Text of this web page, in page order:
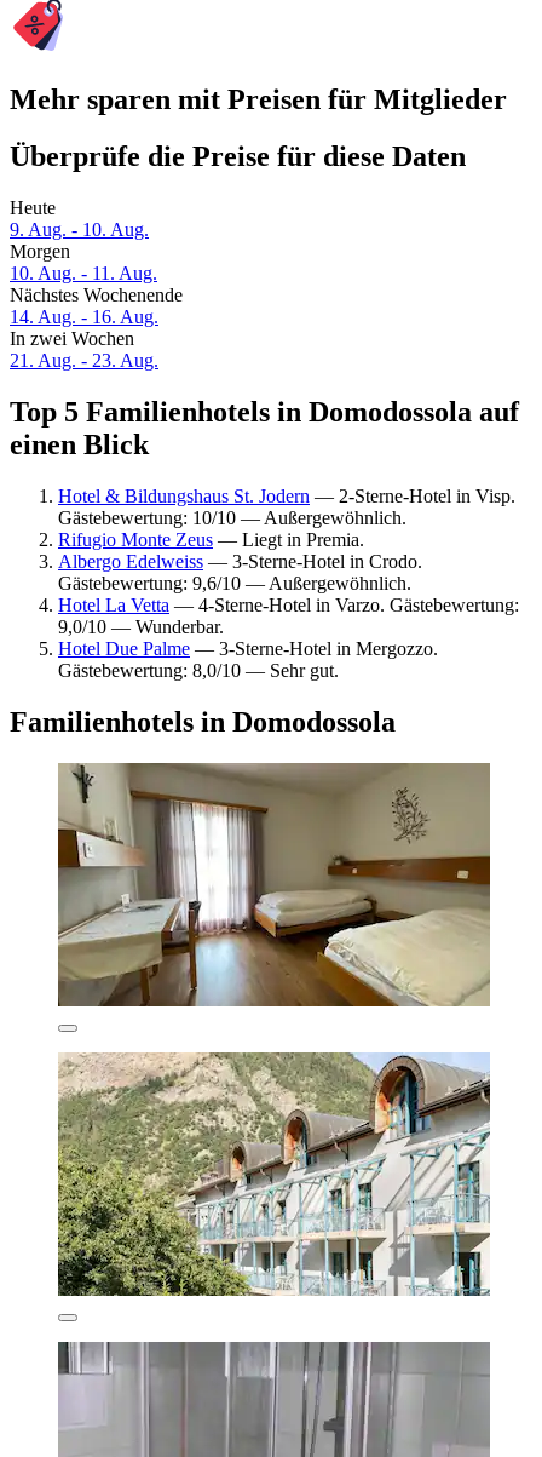
Mehr sparen mit Preisen für Mitglieder
Überprüfe die Preise für diese Daten
Heute
9. Aug. - 10. Aug.
Morgen
10. Aug. - 11. Aug.
Nächstes Wochenende
14. Aug. - 16. Aug.
In zwei Wochen
21. Aug. - 23. Aug.
Top 5 Familienhotels in Domodossola auf
einen Blick
Hotel & Bildungshaus St. Jodern — 2-Sterne-Hotel in Visp.
Gästebewertung: 10/10 — Außergewöhnlich.
Rifugio Monte Zeus — Liegt in Premia.
Albergo Edelweiss — 3-Sterne-Hotel in Crodo.
Gästebewertung: 9,6/10 — Außergewöhnlich.
Hotel La Vetta — 4-Sterne-Hotel in Varzo. Gästebewertung:
9,0/10 — Wunderbar.
Hotel Due Palme — 3-Sterne-Hotel in Mergozzo.
Gästebewertung: 8,0/10 — Sehr gut.
Familienhotels in Domodossola